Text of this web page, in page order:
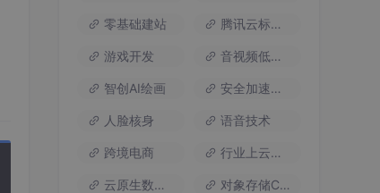
零基础建站 腾讯云标杆案例
游戏开发 音视频低代码
智创AI绘画 安全加速流量
人脸核身 语音技术
跨境电商 行业上云方案
云原生数据库 对象存储COS